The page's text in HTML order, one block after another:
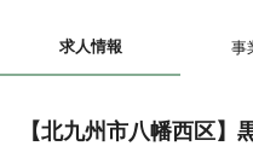
求人情報 事
【北九州市八幡西区